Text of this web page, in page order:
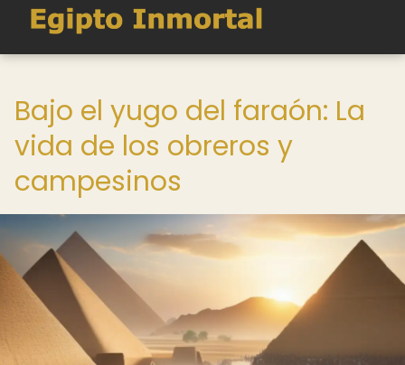
Bajo el yugo del faraón: La
vida de los obreros y
campesinos